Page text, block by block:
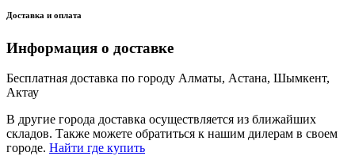
Доставка и оплата
Информация о доставке
Бесплатная доставка по городу Алматы, Астана, Шымкент,
Актау
В другие города доставка осуществляется из ближайших
складов. Также можете обратиться к нашим дилерам в своем
городе. Найти где купить